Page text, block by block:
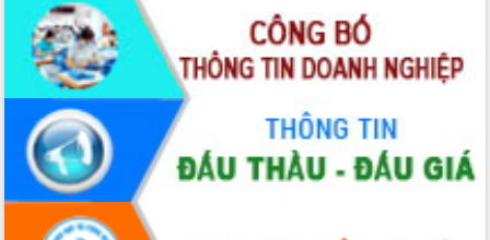
Thủ tướng Chính phủ Phạm Minh Chính
kiểm tra, chỉ đạo hoàn thành các dự
án cao tốc và thăm khu tái định cư tại
Đắk Lắk
Sôi nổi Hội đua ngựa truyền thống Gò
Thì Thùng mừng Xuân Bính Ngọ 2026
Lãnh đạo tỉnh dâng hương tưởng niệm
tại Đập Đồng Cam đầu Xuân Bính Ngọ
Ngành nông nghiệp phấn đấu tăng
trưởng đạt 5,86% trong năm 2026